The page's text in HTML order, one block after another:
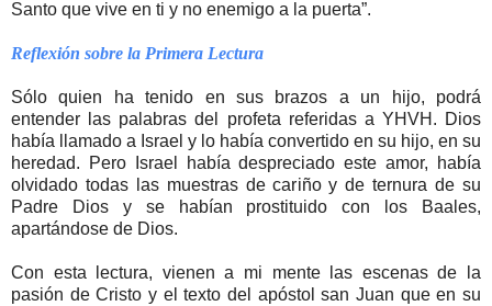
Santo que vive en ti y no enemigo a la puerta”.
Reflexión sobre la Primera Lectura
Sólo quien ha tenido en sus brazos a un hijo, podrá
entender las palabras del profeta referidas a YHVH. Dios
había llamado a Israel y lo había convertido en su hijo, en su
heredad. Pero Israel había despreciado este amor, había
olvidado todas las muestras de cariño y de ternura de su
Padre Dios y se habían prostituido con los Baales,
apartándose de Dios.
Con esta lectura, vienen a mi mente las escenas de la
pasión de Cristo y el texto del apóstol san Juan que en su